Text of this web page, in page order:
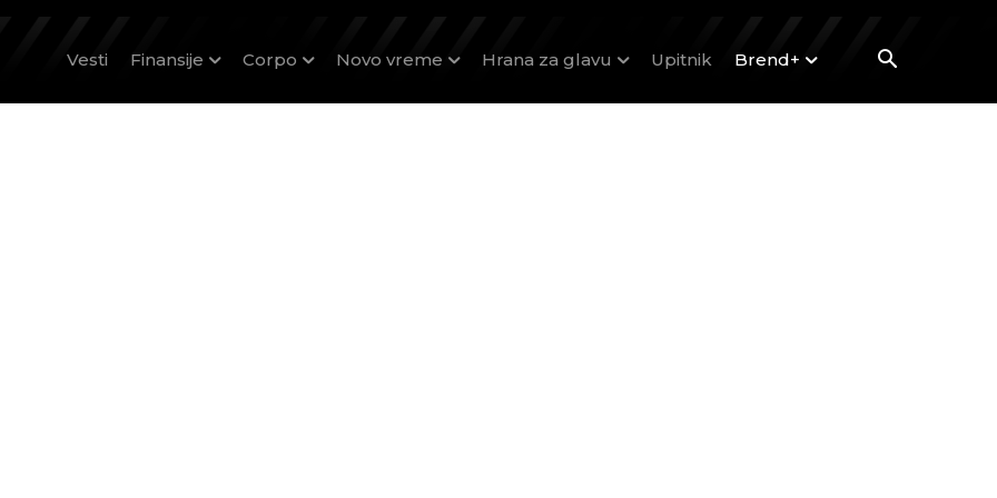
Vesti Finansije Corpo Novo vreme Hrana za glavu Upitnik Brend+